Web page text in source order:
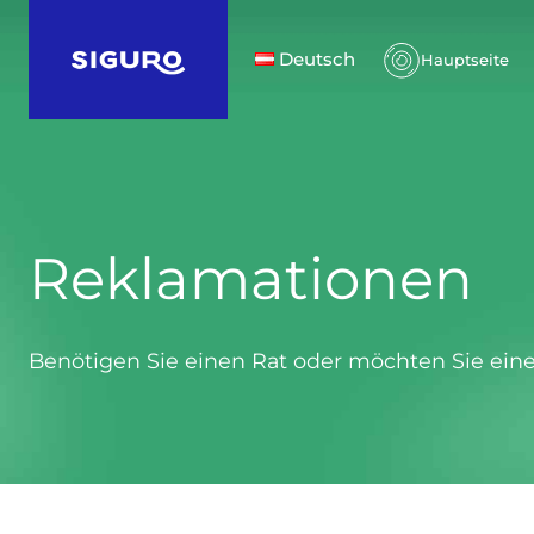
Deutsch Hauptseite
Reklamationen
Benötigen Sie einen Rat oder möchten Sie